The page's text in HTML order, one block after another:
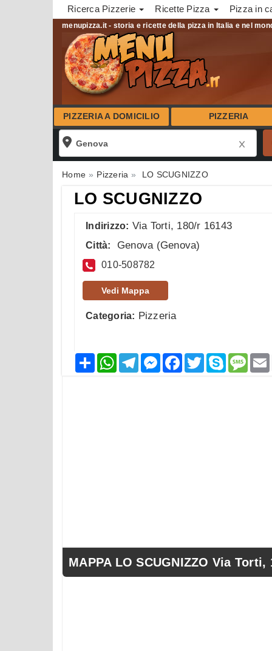
Ricerca Pizzerie Ricette Pizza Pizza in
menupizza.it - storia e ricette della pizza in Italia e nel
PIZZERIA A DOMICILIO PIZZERIA
Home Pizzeria LO SCUGNIZZO
LO SCUGNIZZO
Indirizzo: Via Torti, 180/r 16143
Città: Genova (Genova)
010-508782
Vedi Mappa
Categoria: Pizzeria
CondividiWhatsAppTelegramMessenger
Facebook
TwitterSkype
MAPPA LO SCUGNIZZO Via Torti,